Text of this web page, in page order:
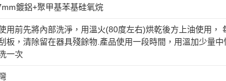
鍍鋁+聚甲基苯基硅氧烷
用前先將內部洗淨，用溫火(80度左右)烘乾後方上油使用，
板，清除留在器具殘餘物.產品使用一段時間，用溫加少量
一次